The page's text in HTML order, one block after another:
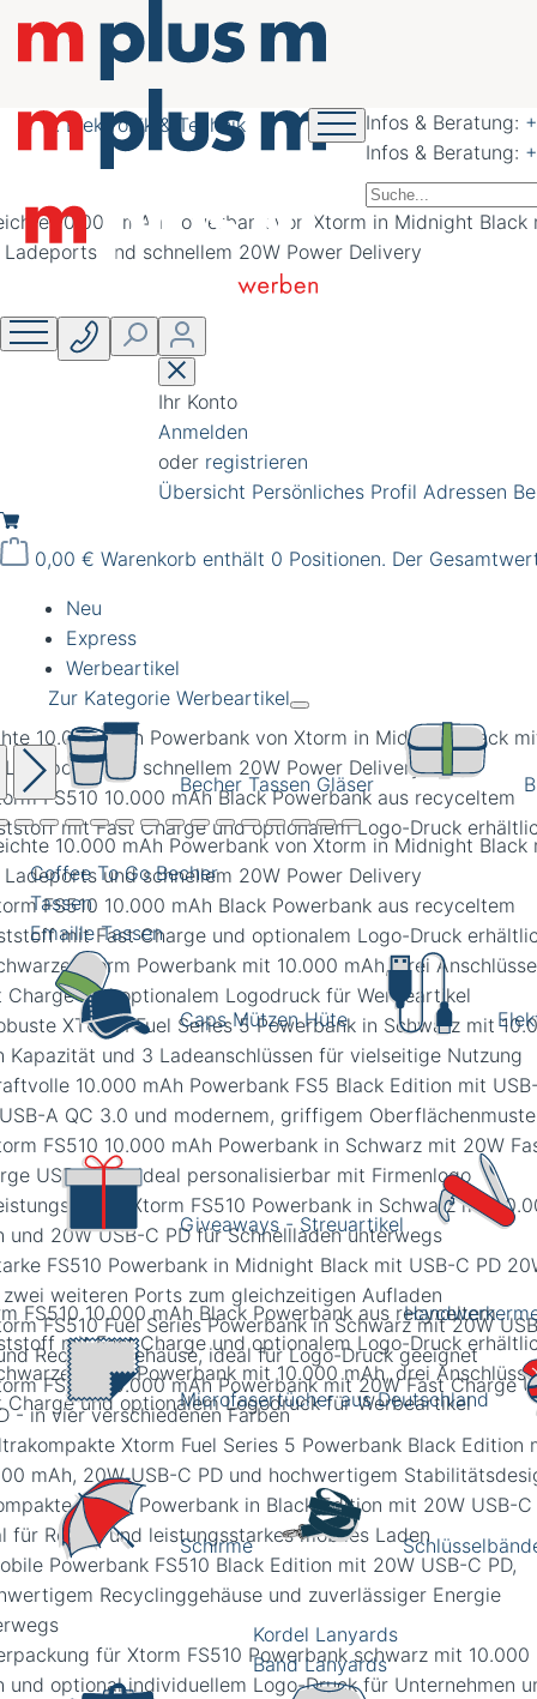
Infos & Beratung:
Infos & Beratung:
Ihr Konto
Anmelden
oder registrieren
Übersicht Persönliches Profil Adressen
0,00 € Warenkorb enthält 0 Positionen. Der
Neu
Express
Werbeartikel
Zur Kategorie Werbeartikel
Becher Tassen Gläser
Coffee To Go Becher
Tassen
Emaille Tassen
Caps Mützen Hüte
Giveaways - Streuartikel
Microfasertücher aus Deutschland
Schirme
Kordel Lanyards
Band Lanyards
nachhaltig schöner werben
Elektronik & Technik
10.000 mAh Powerbank von Xtorm in Midnight Black
und schnellem 20W Power Delivery
FS510 10.000 mAh Black Powerbank aus recyceltem
mit Fast Charge und optionalem Logo-Druck